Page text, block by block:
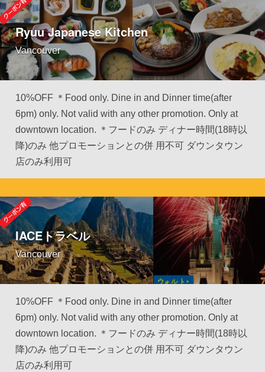
Ryuu Japanese Kitchen
Vancouver
10%OFF ＊Food only. Dine in and Dinner time(after
6pm) only. Not valid with any other promotion. Only at
downtown location. ＊フードのみ ディナー時間(18時以
降)のみ 他プロモーションとの併 用不可 ダウンタウン
店のみ利用可
IACEトラベル
Vancouver
10%OFF ＊Food only. Dine in and Dinner time(after
6pm) only. Not valid with any other promotion. Only at
downtown location. ＊フードのみ ディナー時間(18時以
降)のみ 他プロモーションとの併 用不可 ダウンタウン
店のみ利用可